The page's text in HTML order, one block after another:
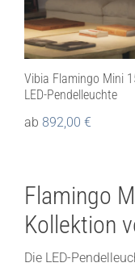
Vibia Flamingo Mini
LED-Pendelleuchte
ab 892,00 €
Flamingo
Kollektion
Die LED-